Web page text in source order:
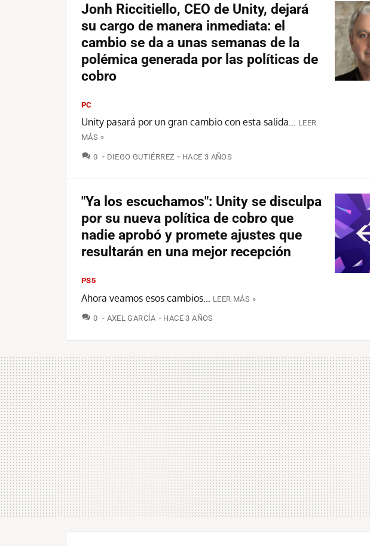
Jonh Riccitiello, CEO de Unity, dejará
su cargo de manera inmediata: el
cambio se da a unas semanas de la
polémica generada por las políticas de
cobro
PC
Unity pasará por un gran cambio con esta salida... LEER
MÁS »
0 COMENTARIOS
DIEGO GUTIÉRREZ HACE 3 AÑOS
"Ya los escuchamos": Unity se disculpa
por su nueva política de cobro que
nadie aprobó y promete ajustes que
resultarán en una mejor recepción
PS5
Ahora veamos esos cambios... LEER MÁS »
0 COMENTARIOS
AXEL GARCÍA HACE 3 AÑOS